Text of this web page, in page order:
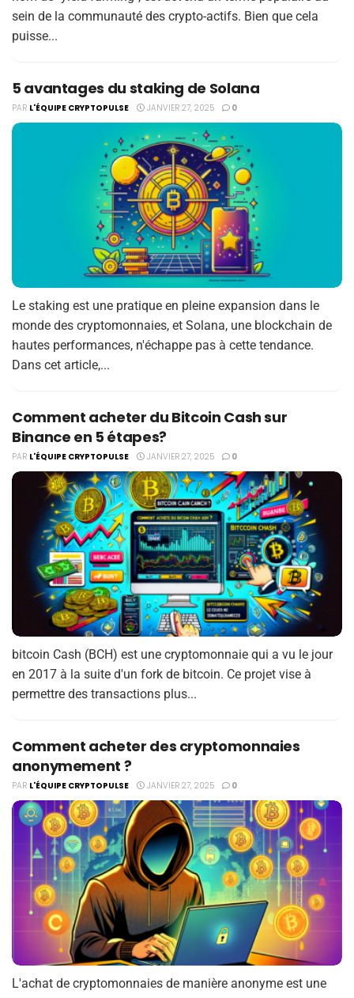
sein de la communauté des crypto-actifs. Bien que cela
puisse...
5 avantages du staking de Solana
PAR L'ÉQUIPE CRYPTOPULSE JANVIER 27, 2025 0
Le staking est une pratique en pleine expansion dans le
monde des cryptomonnaies, et Solana, une blockchain de
hautes performances, n'échappe pas à cette tendance.
Dans cet article,...
Comment acheter du Bitcoin Cash sur
Binance en 5 étapes?
PAR L'ÉQUIPE CRYPTOPULSE JANVIER 27, 2025 0
bitcoin Cash (BCH) est une cryptomonnaie qui a vu le jour
en 2017 à la suite d'un fork de bitcoin. Ce projet vise à
permettre des transactions plus...
Comment acheter des cryptomonnaies
anonymement ?
PAR L'ÉQUIPE CRYPTOPULSE JANVIER 27, 2025 0
L'achat de cryptomonnaies de manière anonyme est une